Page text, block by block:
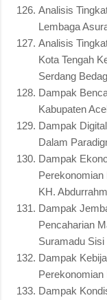
Analisis
Lembaga
Analisis
Kota Tengah
Serdang
Dampak
Kabupaten
Dampak
Dalam
Dampak
KH.
Dampak
Pencaharian
Suramadu
Dampak
Perekonomian
Dampak